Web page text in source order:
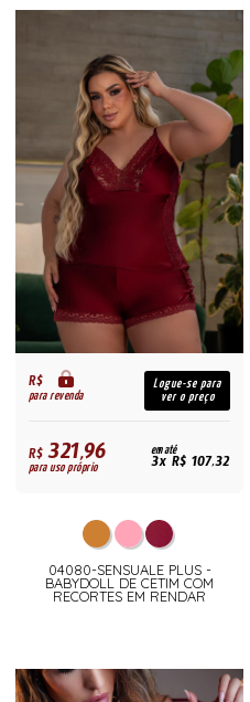
R$
para revenda
Logue-se para
ver o preço
R$321,96
para uso próprio
em até
3x R$ 107,32
04080-SENSUALE PLUS -
BABYDOLL DE CETIM COM
RECORTES EM RENDAR